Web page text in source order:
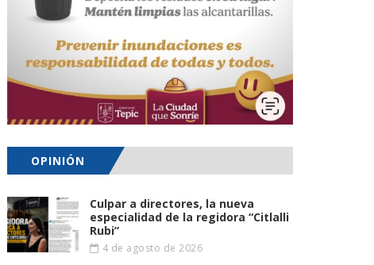
OPINIÓN
Culpar a directores, la nueva
especialidad de la regidora “Citlalli
Rubi”
4 de agosto de 2026